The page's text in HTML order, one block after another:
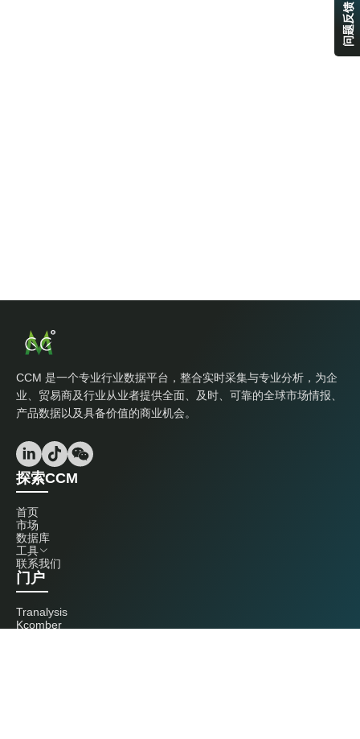
CCM 是一个专业行业数据平台，整合实时采集与专业分析，为企
业、贸易商及行业从业者提供全面、及时、可靠的全球市场情报、
产品数据以及具备价值的商业机会。
探索CCM
首页
市场
数据库
工具
联系我们
门户
Tranalysis
Kcomber
问题反馈